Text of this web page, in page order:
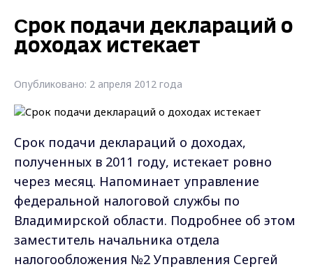
Cрок подачи деклараций о
доходах истекает
Опубликовано: 2 апреля 2012 года
Cрок подачи деклараций о доходах,
полученных в 2011 году, истекает ровно
через месяц. Напоминает управление
федеральной налоговой службы по
Владимирской области. Подробнее об этом
заместитель начальника отдела
налогообложения №2 Управления Сергей